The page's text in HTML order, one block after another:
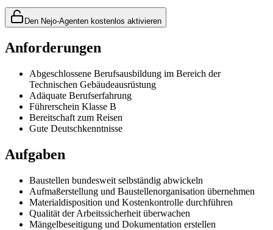
Den Nejo-Agenten kostenlos aktivieren
Anforderungen
Abgeschlossene Berufsausbildung im Bereich der
Technischen Gebäudeausrüstung
Adäquate Berufserfahrung
Führerschein Klasse B
Bereitschaft zum Reisen
Gute Deutschkenntnisse
Aufgaben
Baustellen bundesweit selbständig abwickeln
Aufmaßerstellung und Baustellenorganisation übernehmen
Materialdisposition und Kostenkontrolle durchführen
Qualität der Arbeitssicherheit überwachen
Mängelbeseitigung und Dokumentation erstellen